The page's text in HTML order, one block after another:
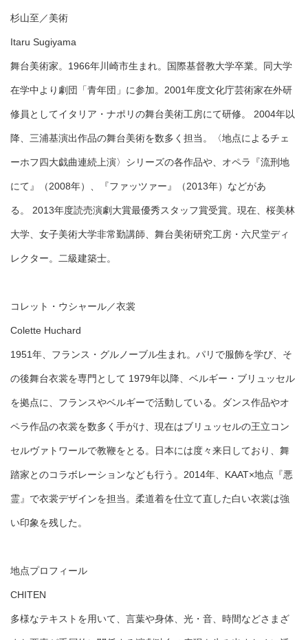
杉山至／美術
Itaru Sugiyama
舞台美術家。1966年川崎市生まれ。国際基督教大学卒業。同大学
在学中より劇団「青年団」に参加。2001年度文化庁芸術家在外研
修員としてイタリア・ナポリの舞台美術工房にて研修。 2004年以
降、三浦基演出作品の舞台美術を数多く担当。〈地点によるチェ
ーホフ四大戯曲連続上演〉シリーズの各作品や、オペラ『流刑地
にて』（2008年）、『ファッツァー』（2013年）などがあ
る。 2013年度読売演劇大賞最優秀スタッフ賞受賞。現在、桜美林
大学、女子美術大学非常勤講師、舞台美術研究工房・六尺堂ディ
レクター。二級建築士。
コレット・ウシャール／衣裳
Colette Huchard
1951年、フランス・グルノーブル生まれ。パリで服飾を学び、そ
の後舞台衣裳を専門として 1979年以降、ベルギー・ブリュッセル
を拠点に、フランスやベルギーで活動している。ダンス作品やオ
ペラ作品の衣裳を数多く手がけ、現在はブリュッセルの王立コン
セルヴァトワールで教鞭をとる。日本には度々来日しており、舞
踏家とのコラボレーションなども行う。2014年、KAAT×地点『悪
霊』で衣裳デザインを担当。柔道着を仕立て直した白い衣裳は強
い印象を残した。
地点プロフィール
CHITEN
多様なテキストを用いて、言葉や身体、光・音、時間などさまざ